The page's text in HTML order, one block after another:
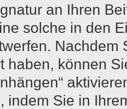
an Ihren
solche in den
Nachdem
haben, können
indem Sie in